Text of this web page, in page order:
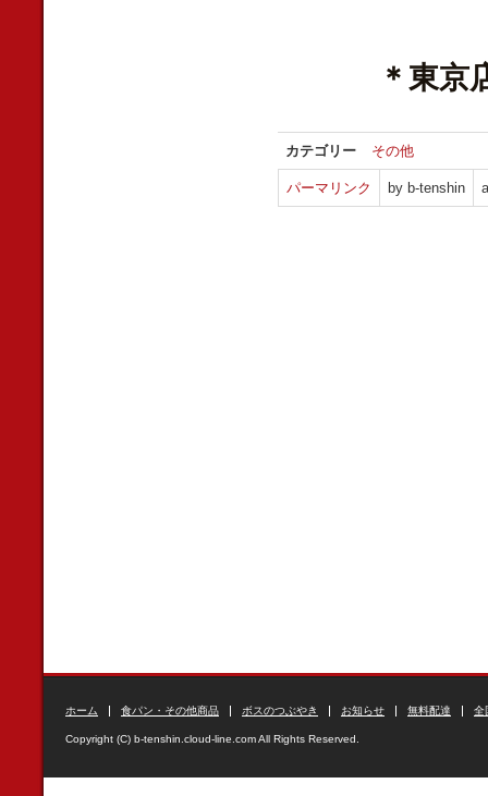
＊東京
カテゴリー その他
パーマリンク by b-tenshin
ホーム 食パン・その他商品 ボスのつぶやき お知らせ 無料配達 全
Copyright (C) b-tenshin.cloud-line.com All Rights Reserved.